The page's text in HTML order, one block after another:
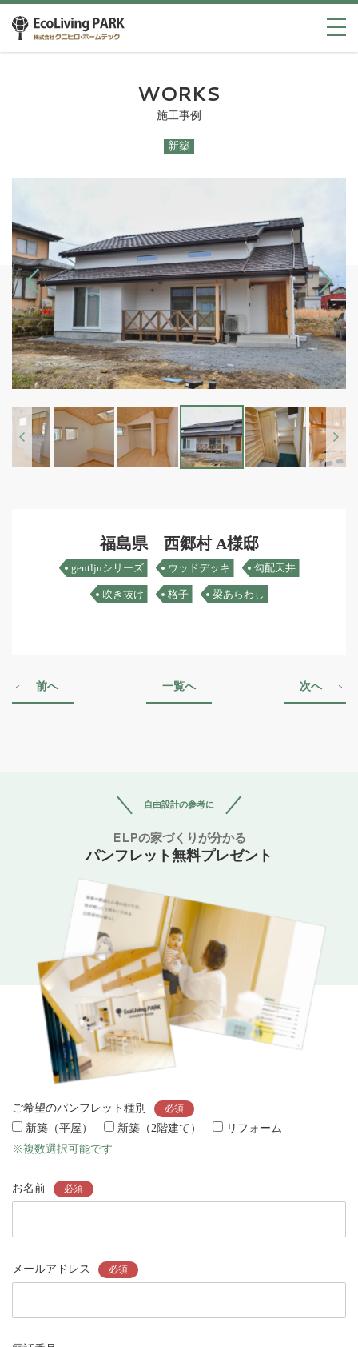
WORKS
施工事例
新築
Previous Next
Previous Next
福島県 西郷村 A様邸
gentljuシリーズ ウッドデッキ 勾配天井
吹き抜け 格子 梁あらわし
前へ 一覧へ 次へ
自由設計の参考に
ELPの家づくりが分かる
パンフレット無料プレゼント
ご希望のパンフレット種別 必須
新築（平屋） 新築（2階建て） リフォーム
※複数選択可能です
お名前 必須
メールアドレス 必須